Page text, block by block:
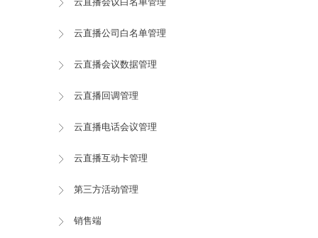
云直播公司白名单管理
云直播会议数据管理
云直播回调管理
云直播电话会议管理
云直播互动卡管理
第三方活动管理
销售端